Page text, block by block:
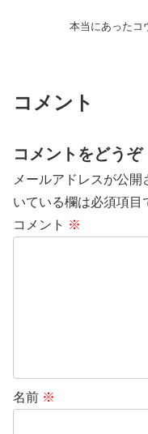
本当にあったコ
コメント
コメントをどうぞ
メールアドレスが公開
いている欄は必須項目
コメント ※
名前 ※